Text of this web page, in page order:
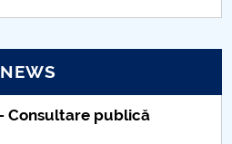
NEWS
Taxe de școlarizare